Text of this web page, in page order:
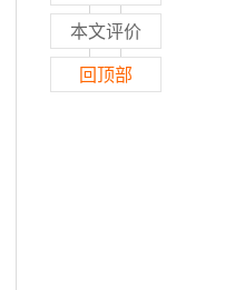
本文评价
回顶部